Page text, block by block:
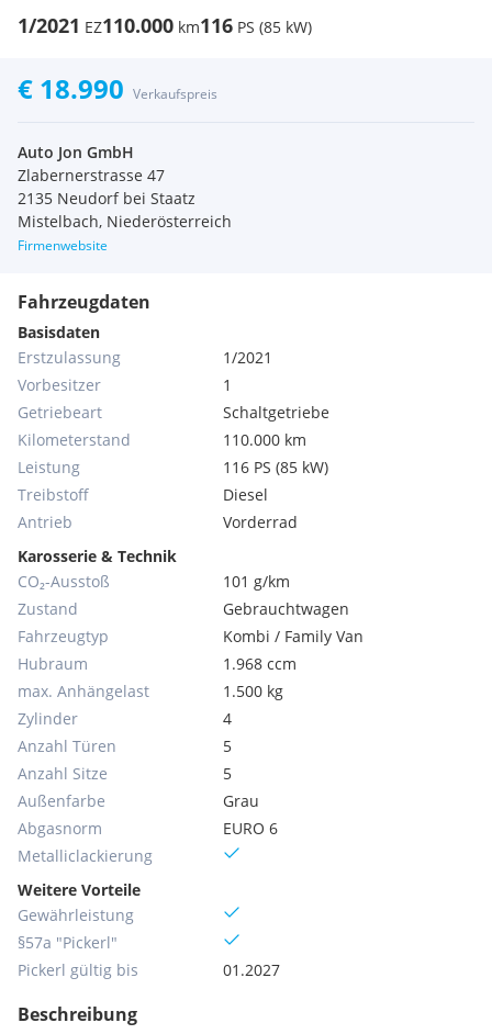
1/2021 EZ110.000 km116 PS (85 kW)
€ 18.990 Verkaufspreis
Auto Jon GmbH
Zlabernerstrasse 47
2135 Neudorf bei Staatz
Mistelbach, Niederösterreich
Firmenwebsite
Fahrzeugdaten
Basisdaten
Erstzulassung
1/2021
Vorbesitzer
1
Getriebeart
Schaltgetriebe
Kilometerstand
110.000 km
Leistung
116 PS (85 kW)
Treibstoff
Diesel
Antrieb
Vorderrad
Karosserie & Technik
CO₂-Ausstoß
101 g/km
Zustand
Gebrauchtwagen
Fahrzeugtyp
Kombi / Family Van
Hubraum
1.968 ccm
max. Anhängelast
1.500 kg
Zylinder
4
Anzahl Türen
5
Anzahl Sitze
5
Außenfarbe
Grau
Abgasnorm
EURO 6
Metallic­lackierung
Weitere Vorteile
Gewährleistung
§57a "Pickerl"
Pickerl gültig bis
01.2027
Beschreibung